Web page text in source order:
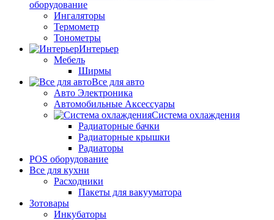
оборудование
Ингаляторы
Термометр
Тонометры
Интерьер
Мебель
Ширмы
Все для авто
Авто Электроника
Автомобильные Аксессуары
Система охлаждения
Радиаторные бачки
Радиаторные крышки
Радиаторы
POS оборудование
Все для кухни
Расходники
Пакеты для вакууматора
Зотовары
Инкубаторы